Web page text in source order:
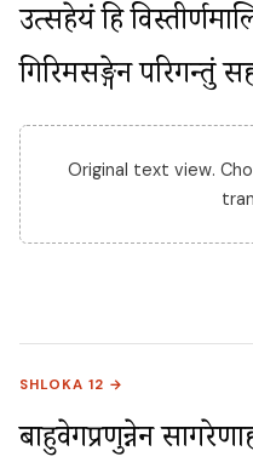
उत्सहेयं हि
गिरिमसङ्गेन परिगन्तुं
Original text view.
SHLOKA 12 →
बाहुवेगप्रणुन्नेन